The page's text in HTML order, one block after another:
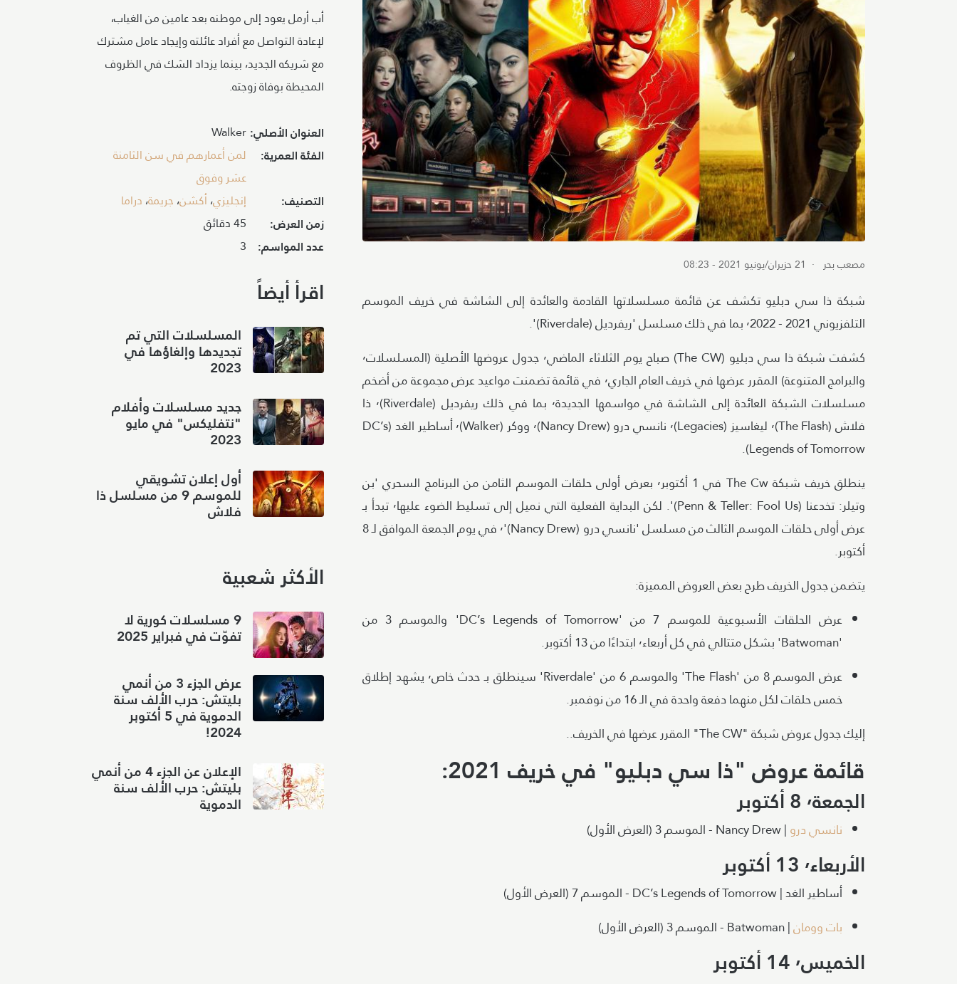
مصعب بحر · 21 حزيران/يونيو 2021 - 08:23
شبكة ذا سي دبليو تكشف عن قائمة مسلسلاتها القادمة والعائدة إلى الشاشة في خريف الموسم
التلفزيوني 2021 - ٬2022 بما في ذلك مسلسل 'ريفرديل (Riverdale)'.
كشفت شبكة ذا سي دبليو (The CW) صباح يوم الثلاثاء الماضي٬ جدول عروضها الأصلية (المسلسلات٬
والبرامج المتنوعة) المقرر عرضها في خريف العام الجاري٬ في قائمة تضمنت مواعيد عرض مجموعة من أضخم
مسلسلات الشبكة العائدة إلى الشاشة في مواسمها الجديدة٬ بما في ذلك ريفرديل (Riverdale)٬ ذا
فلاش (The Flash)٬ ليغاسيز (Legacies)٬ نانسي درو (Nancy Drew)٬ ووكر (Walker)٬ أساطير الغد (DC’s
Legends of Tomorrow).
ينطلق خريف شبكة The Cw في 1 أكتوبر٬ بعرض أولى حلقات الموسم الثامن من البرنامج السحري 'بن
وتيلر: تخدعنا (Penn & Teller: Fool Us)'. لكن البداية الفعلية التي نميل إلى تسليط الضوء عليها٬ تبدأ بـ
عرض أولى حلقات الموسم الثالث من مسلسل 'نانسي درو (Nancy Drew)'٬ في يوم الجمعة الموافق لـ 8
أكتوبر.
يتضمن جدول الخريف طرح بعض العروض المميزة:
عرض الحلقات الأسبوعية للموسم 7 من 'DC’s Legends of Tomorrow' والموسم 3 من
'Batwoman' بشكل متتالي في كل أربعاء٬ ابتداءًا من 13 أكتوبر.
عرض الموسم 8 من 'The Flash' والموسم 6 من 'Riverdale' سينطلق بـ حدث خاص٬ يشهد إطلاق
خمس حلقات لكل منهما دفعة واحدة في الـ 16 من نوفمبر.
إليك جدول عروض شبكة "The CW" المقرر عرضها في الخريف..
قائمة عروض "ذا سي دبليو" في خريف 2021:
الجمعة٬ 8 أكتوبر
نانسي درو| Nancy Drew - الموسم 3 (العرض الأول)
الأربعاء٬ 13 أكتوبر
أساطير الغد | DC’s Legends of Tomorrow - الموسم 7 (العرض الأول)
بات وومان| Batwoman - الموسم 3 (العرض الأول)
الخميس٬ 14 أكتوبر
أب أرمل يعود إلى موطنه بعد عامين من الغياب،
لإعادة التواصل مع أفراد عائلته وإيجاد عامل مشترك
مع شريكه الجديد، بينما يزداد الشك في الظروف
المحيطة بوفاة زوجته.
العنوان الأصلي: Walker
الفئة العمرية:
لمن أعمارهم في سن الثامنة
عشر وفوق
التصنيف: إنجليزي،أكشن،جريمة،دراما
زمن العرض: 45 دقائق
عدد المواسم: 3
اقرأ أيضاً
المسلسلات التي تم
تجديدها وإلغاؤها في
2023
جديد مسلسلات وأفلام
"نتفليكس" في مايو
2023
أول إعلان تشويقي
للموسم 9 من مسلسل ذا
فلاش
الأكثر شعبية
9 مسلسلات كورية لا
تفوّت في فبراير 2025
عرض الجزء 3 من أنمي
بليتش: حرب الألف سنة
الدموية في 5 أكتوبر
2024!
الإعلان عن الجزء 4 من أنمي
بليتش: حرب الألف سنة
الدموية